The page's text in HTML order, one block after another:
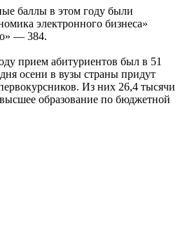
баллы в этом году были
электронного бизнеса»
— 384.
прием абитуриентов был в 51
осени в вузы страны придут
Из них 26,4 тысячи
образование по бюджетной